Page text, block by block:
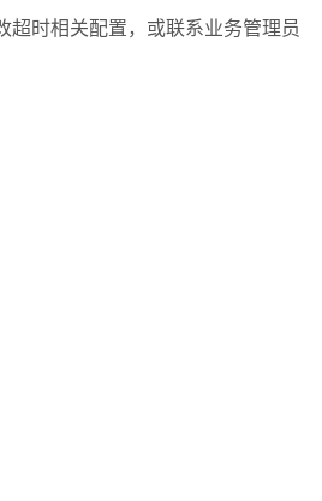
超时相关配置，或联系业务管理员